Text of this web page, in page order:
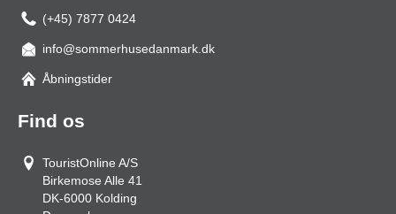
(+45) 7877 0424
info@sommerhusedanmark.dk
Åbningstider
Find os
TouristOnline A/S
Birkemose Alle 41
DK-6000 Kolding